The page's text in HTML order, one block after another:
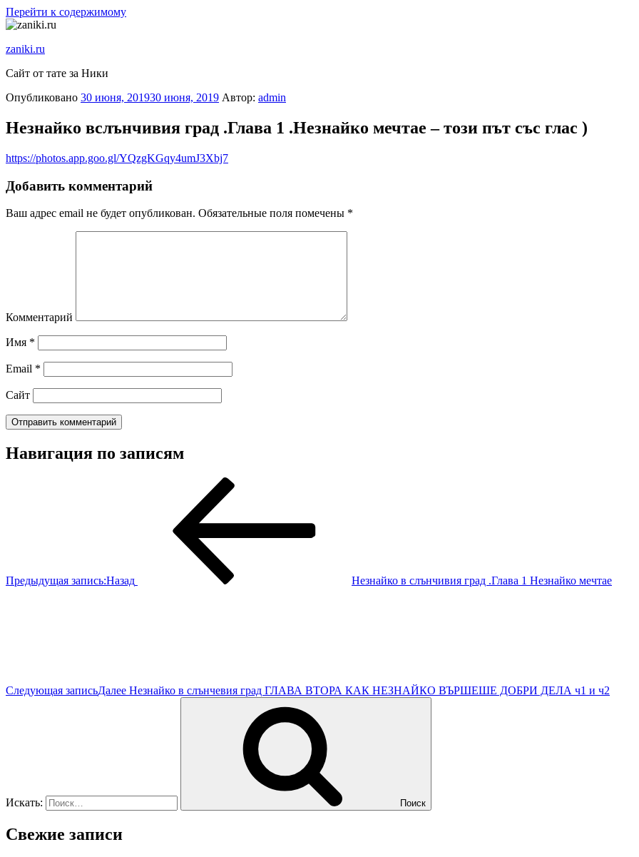
Перейти к содержимому
zaniki.ru
Сайт от тате за Ники
Опубликовано 30 июня, 201930 июня, 2019 Автор: admin
Незнайко вслънчивия град .Глава 1 .Незнайко мечтае – този път със глас )
https://photos.app.goo.gl/YQzgKGqy4umJ3Xbj7
Добавить комментарий
Ваш адрес email не будет опубликован. Обязательные поля помечены *
Комментарий
Имя *
Email *
Сайт
Навигация по записям
Предыдущая запись:Назад Незнайко в слънчивия град .Глава 1 Незнайко мечтае
Следующая записьДалее Незнайко в слънчевия град ГЛАВА ВТОРА КАК НЕЗНАЙКО ВЪРШЕШЕ ДОБРИ ДЕЛА ч1 и ч2
Искать: Поиск
Свежие записи